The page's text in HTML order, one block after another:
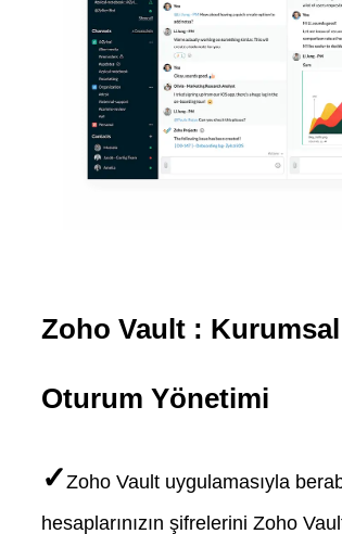
Zoho Vault :
Oturum Yönetimi
✓Zoho Vault uygulamasıyla
hesaplarınızın şifrelerini Zoho